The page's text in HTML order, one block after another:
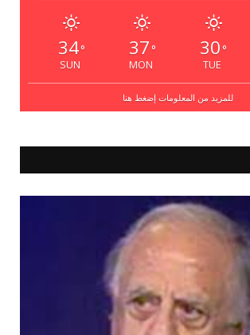
34°
SUN
37 °
MON
30 °
TUE
للمزيد من المعلومات إضغط هنا